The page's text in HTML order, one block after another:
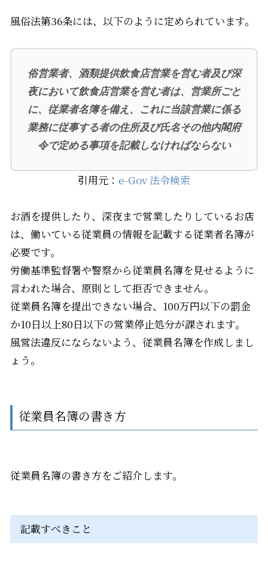
風俗法第36条には、以下のように定められています。
俗営業者、酒類提供飲食店営業を営む者及び深
夜において飲食店営業を営む者は、営業所ごと
に、従業者名簿を備え、これに当該営業に係る
業務に従事する者の住所及び氏名その他内閣府
令で定める事項を記載しなければならない
引用元： e-Gov 法令検索
お酒を提供したり、深夜まで営業したりしているお店
は、働いている従業員の情報を記載する従業者名簿が
必要です。
労働基準監督署や警察から従業員名簿を見せるように
言われた場合、原則として拒否できません。
従業員名簿を提出できない場合、 100万円以下の罰金
か10日以上80日以下の営業停止処分が課されます。
風営法違反にならないよう、従業員名簿を作成しまし
ょう。
従業員名簿の書き方
従業員名簿の書き方をご紹介します。
記載すべきこと